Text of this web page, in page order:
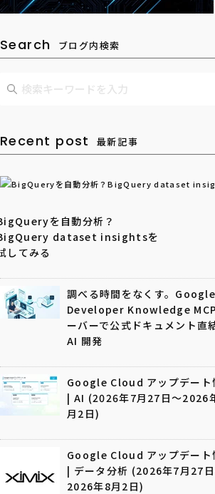
Search ブログ内検索
Recent post 最新記事
を自動分析？
dataset insightsを
してみる
調べる時間をなくす。Google
Developer Knowledge
ーバーで公式ドキュメント直
AI 開発
Google Cloud アップデート
| AI (2026年7月27日〜2026
月2日)
Google Cloud アップデート
| データ分析 (2026年7月27
2026年8月2日)